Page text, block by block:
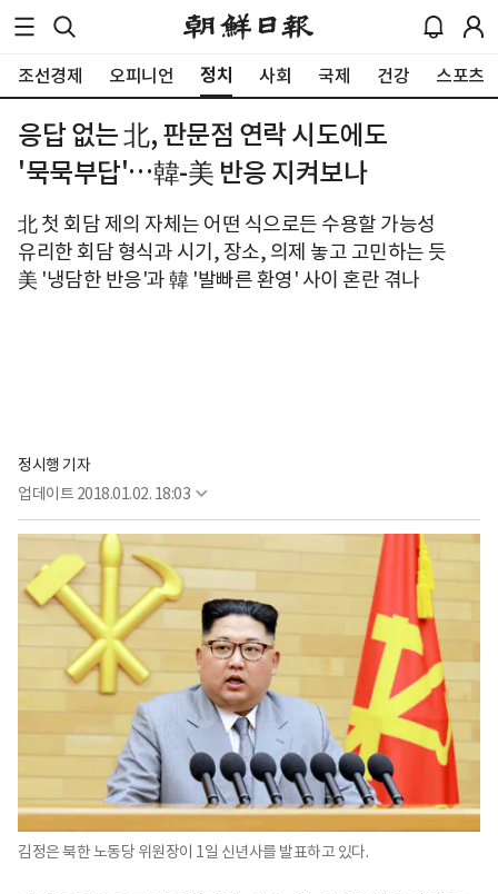
조선경제 오피니언 정치 사회 국제 건강 스포츠
응답 없는 北, 판문점 연락 시도에도
'묵묵부답'…韓-美 반응 지켜보나
北 첫 회담 제의 자체는 어떤 식으로든 수용할 가능성
유리한 회담 형식과 시기, 장소, 의제 놓고 고민하는 듯
美 '냉담한 반응'과 韓 '발빠른 환영' 사이 혼란 겪나
정시행 기자
업데이트 2018.01.02. 18:03
김정은 북한 노동당 위원장이 1일 신년사를 발표하고 있다.